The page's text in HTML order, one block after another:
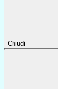
Chiudi